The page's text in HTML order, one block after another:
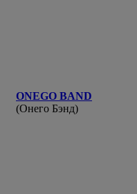
ONEGO BAND
(Онего Бэнд)